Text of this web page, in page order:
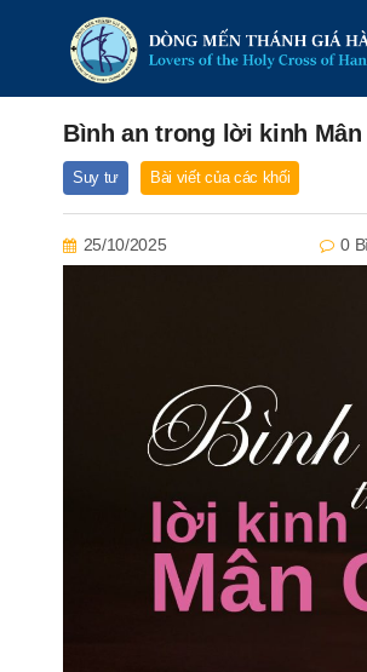
Bình an trong lời kinh Mân
Suy tư Bài viết của các khối
25/10/2025 0